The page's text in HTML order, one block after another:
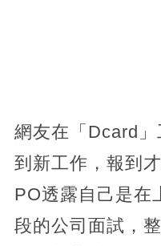
網友在「Dcard
到新工作，報到
PO透露自己是在
段的公司面試，